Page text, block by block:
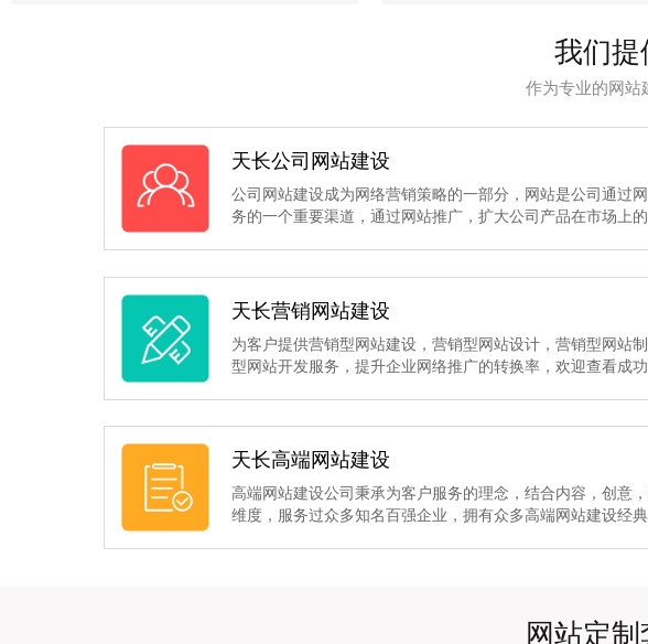
我们提
作为专业的网站
天长公司网站建设
公司网站建设成为网络营销策略的一部分，网站是公司通过
务的一个重要渠道，通过网站推广，扩大公司产品在市场上的
天长营销网站建设
为客户提供营销型网站建设，营销型网站设计，营销型网站
型网站开发服务，提升企业网络推广的转换率，欢迎查看成功
天长高端网站建设
高端网站建设公司秉承为客户服务的理念，结合内容，创意
维度，服务过众多知名百强企业，拥有众多高端网站建设经典
网站定